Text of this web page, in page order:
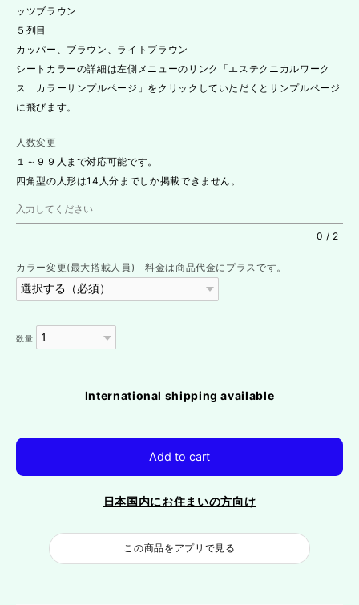
ッツブラウン
５列目
カッパー、ブラウン、ライトブラウン
シートカラーの詳細は左側メニューのリンク「エステクニカルワーク
ス カラーサンプルページ」をクリックしていただくとサンプルページ
に飛びます。
人数変更
１～９９人まで対応可能です。
四角型の人形は14人分までしか掲載できません。
0 / 2
カラー変更(最大搭載人員) 料金は商品代金にプラスです。
数量
International shipping available
Add to cart
日本国内にお住まいの方向け
この商品をアプリで見る